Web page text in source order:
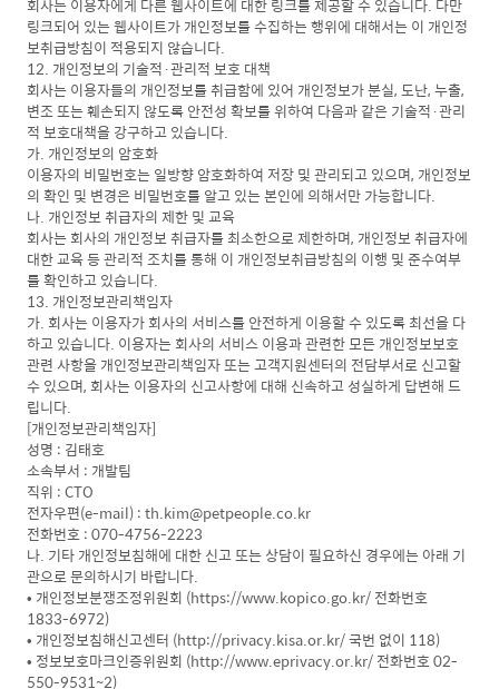
회사는 이용자에게 다른 웹사이트에 대한 링크를 제공할 수 있습니다. 다만
링크되어 있는 웹사이트가 개인정보를 수집하는 행위에 대해서는 이 개인정
보취급방침이 적용되지 않습니다.
12. 개인정보의 기술적·관리적 보호 대책
회사는 이용자들의 개인정보를 취급함에 있어 개인정보가 분실, 도난, 누출,
변조 또는 훼손되지 않도록 안전성 확보를 위하여 다음과 같은 기술적·관리
적 보호대책을 강구하고 있습니다.
가. 개인정보의 암호화
이용자의 비밀번호는 일방향 암호화하여 저장 및 관리되고 있으며, 개인정보
의 확인 및 변경은 비밀번호를 알고 있는 본인에 의해서만 가능합니다.
나. 개인정보 취급자의 제한 및 교육
회사는 회사의 개인정보 취급자를 최소한으로 제한하며, 개인정보 취급자에
대한 교육 등 관리적 조치를 통해 이 개인정보취급방침의 이행 및 준수여부
를 확인하고 있습니다.
13. 개인정보관리책임자
가. 회사는 이용자가 회사의 서비스를 안전하게 이용할 수 있도록 최선을 다
하고 있습니다. 이용자는 회사의 서비스 이용과 관련한 모든 개인정보보호
관련 사항을 개인정보관리책임자 또는 고객지원센터의 전담부서로 신고할
수 있으며, 회사는 이용자의 신고사항에 대해 신속하고 성실하게 답변해 드
립니다.
[개인정보관리책임자]
성명 : 김태호
소속부서 : 개발팀
직위 : CTO
전자우편(e-mail) : th.kim@petpeople.co.kr
전화번호 : 070-4756-2223
나. 기타 개인정보침해에 대한 신고 또는 상담이 필요하신 경우에는 아래 기
관으로 문의하시기 바랍니다.
• 개인정보분쟁조정위원회 (https://www.kopico.go.kr/ 전화번호
1833-6972)
• 개인정보침해신고센터 (http://privacy.kisa.or.kr/ 국번 없이 118)
• 정보보호마크인증위원회 (http://www.eprivacy.or.kr/ 전화번호 02-
550-9531~2)